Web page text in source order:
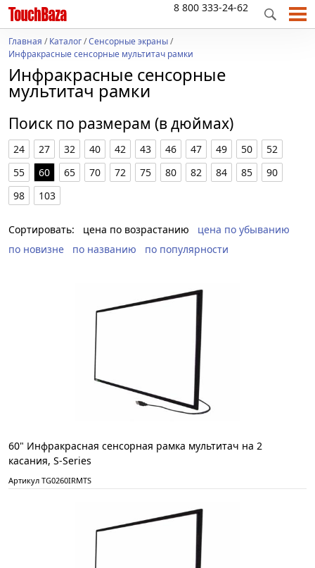
8 800 333-24-62
Главная /Каталог/Сенсорные экраны/
Инфракрасные сенсорные мультитач рамки
Инфракрасные сенсорные
мультитач рамки
Поиск по размерам (в дюймах)
24 27 32 40 42 43 46 47 49 50
52
55
60 65 70 72 75 80 82 84 85
90
98
103
Сортировать: цена по возрастанию
цена по убыванию
по новизне
по названию по популярности
60" Инфракрасная сенсорная рамка мультитач на 2
касания, S-Series
Артикул TG0260IRMTS